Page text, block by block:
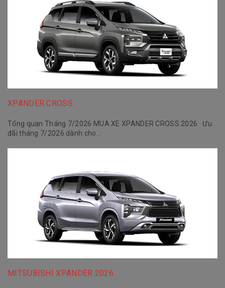
XPANDER CROSS
Tổng quan Tháng 7/2026 MUA XE XPANDER CROSS 2026 Ưu
đãi tháng 7/2026 dành cho...
MITSUBISHI XPANDER 2026